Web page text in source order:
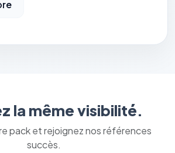
la même visibilité.
pack et rejoignez nos références
succès.